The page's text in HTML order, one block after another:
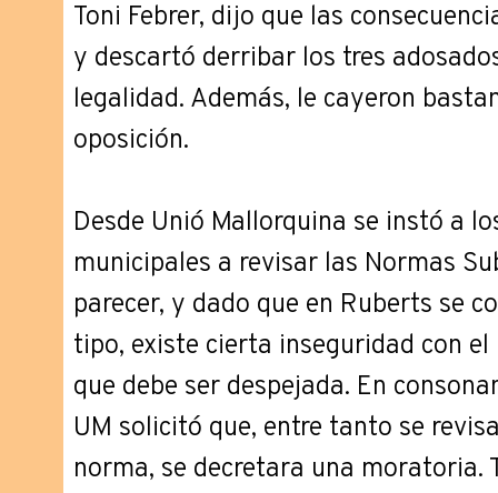
Toni Febrer, dijo que las
y descartó derribar los tres
legalidad. Además, le cayeron
oposición.
Desde Unió Mallorquina se instó a
municipales a revisar las Normas
parecer, y dado que en Ruberts se
tipo, existe cierta inseguridad con
que debe ser despejada. En
UM solicitó que, entre tanto se
norma, se decretara una moratoria.